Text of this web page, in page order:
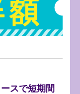
スで短期間